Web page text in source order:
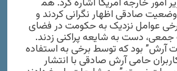
صادقی اظهار نگرانی کردند و
عوامل نزدیک به حکومت در فضای
دست به شایعه پراکنی زدند.
آرش” بود که توسط برخی به استفاده
حامی آرش صادقی با انتشار